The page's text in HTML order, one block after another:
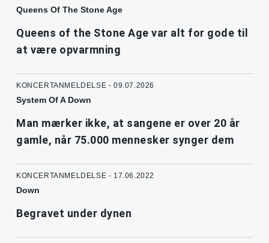
Queens Of The Stone Age
Queens of the Stone Age var alt for gode til
at være opvarmning
KONCERTANMELDELSE - 09.07.2026
System Of A Down
Man mærker ikke, at sangene er over 20 år
gamle, når 75.000 mennesker synger dem
KONCERTANMELDELSE - 17.06.2022
Down
Begravet under dynen